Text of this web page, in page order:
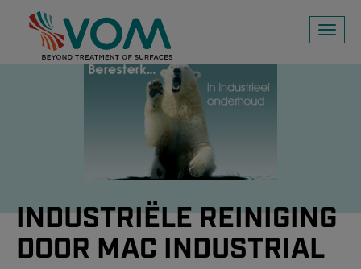
Toggle
INDUSTRIËLE REINIGING
DOOR MAC INDUSTRIAL